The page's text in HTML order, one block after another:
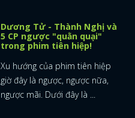
Dương Tử - Thành Nghị và
5 CP ngược "quằn quại"
trong phim tiên hiệp!
Xu hướng của phim tiên hiệp
giờ đây là ngược, ngược nữa,
ngược mãi. Dưới đây là ...